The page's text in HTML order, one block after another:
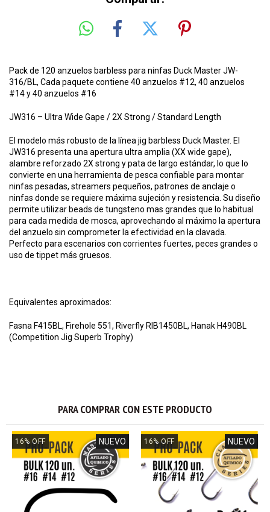
Pack de 120 anzuelos barbless para ninfas Duck Master JW-
316/BL, Cada paquete contiene 40 anzuelos #12, 40 anzuelos
#14 y 40 anzuelos #16
JW316 – Ultra Wide Gape / 2X Strong / Standard Length
El modelo más robusto de la línea jig barbless Duck Master. El
JW316 presenta una apertura ultra amplia (XX wide gape),
alambre reforzado 2X strong y pata de largo estándar, lo que lo
convierte en una herramienta de pesca confiable para montar
ninfas pesadas, streamers pequeños, patrones de anclaje o
ninfas donde se requiere máxima sujeción y resistencia. Su diseño
permite utilizarbeads de tungsteno mas grandes que lo habitual
para cada medida de mosca, aprovechando al máximo la apertura
del anzuelo sin comprometer la efectividad en la clavada.
Perfecto para escenarios con corrientes fuertes, peces grandes o
uso de tippetmás gruesos.
Equivalentes aproximados:
Fasna F415BL, Firehole 551, Riverfly RIB1450BL, Hanak H490BL
(Competition Jig Superb Trophy)
PARA COMPRAR CON ESTE PRODUCTO
16% OFF NUEVO 16% OFF NUEVO